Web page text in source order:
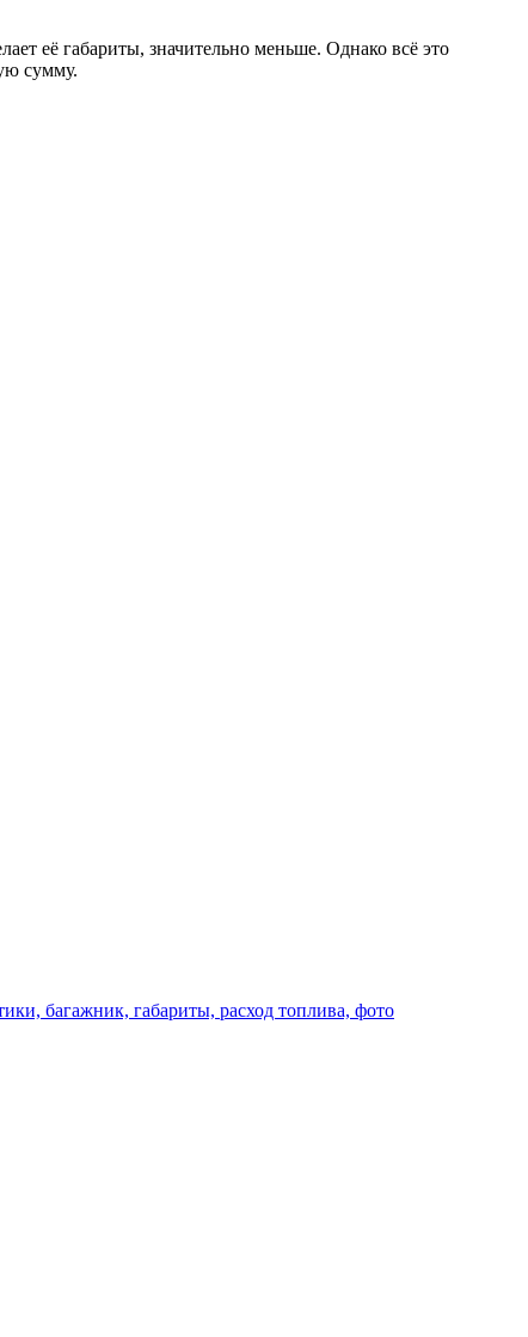
её габариты, значительно меньше. Однако всё это
сумму.
багажник, габариты, расход топлива, фото